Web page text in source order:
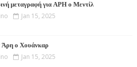
μεταγραφή για ΑΡΗ ο Μεντίλ
Jan 15, 2025
Άρη ο Χουάνκαρ
Jan 15, 2025